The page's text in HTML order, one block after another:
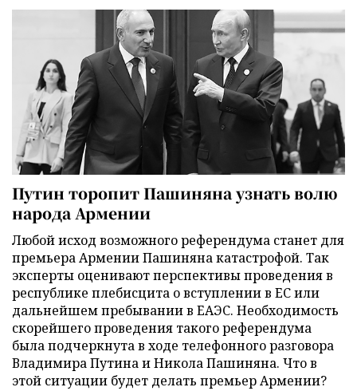
Путин торопит Пашиняна узнать волю
народа Армении
Любой исход возможного референдума станет для
премьера Армении Пашиняна катастрофой. Так
эксперты оценивают перспективы проведения в
республике плебисцита о вступлении в ЕС или
дальнейшем пребывании в ЕАЭС. Необходимость
скорейшего проведения такого референдума
была подчеркнута в ходе телефонного разговора
Владимира Путина и Никола Пашиняна. Что в
этой ситуации будет делать премьер Армении?